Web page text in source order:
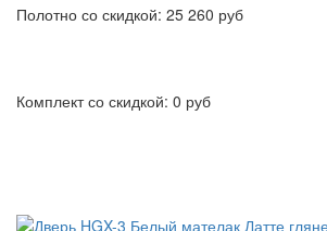
Полотно со скидкой: 25 260 руб
Комплект со скидкой: 0 руб